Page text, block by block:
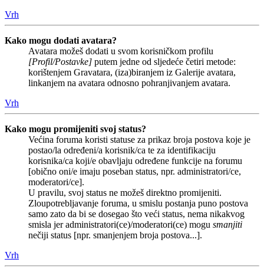
Vrh
Kako mogu dodati avatara?
Avatara možeš dodati u svom korisničkom profilu
[Profil/Postavke] putem jedne od sljedeće četiri metode:
korištenjem Gravatara, (iza)biranjem iz Galerije avatara,
linkanjem na avatara odnosno pohranjivanjem avatara.
Vrh
Kako mogu promijeniti svoj status?
Većina foruma koristi statuse za prikaz broja postova koje je
postao/la određeni/a korisnik/ca te za identifikaciju
korisnika/ca koji/e obavljaju određene funkcije na forumu
[obično oni/e imaju poseban status, npr. administratori/ce,
moderatori/ce].
U pravilu, svoj status ne možeš direktno promijeniti.
Zloupotrebljavanje foruma, u smislu postanja puno postova
samo zato da bi se dosegao što veći status, nema nikakvog
smisla jer administratori(ce)/moderatori(ce) mogu smanjiti
nečiji status [npr. smanjenjem broja postova...].
Vrh